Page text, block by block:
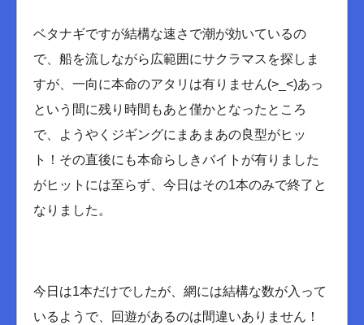
ベタナギですが結構な速さで潮が効いているの
で、船を流しながら広範囲にサクラマスを探しま
すが、一向に本命のアタリは有りません(>_<)あっ
という間に残り時間もあと僅かとなったところ
で、ようやくジギングにまあまあの良型がヒッ
ト！その直後にも本命らしきバイトが有りました
がヒットには至らず、今日はその1本のみで終了と
なりました。
今日は1本だけでしたが、網には結構な数が入って
いるようで、回遊があるのは間違いありません！